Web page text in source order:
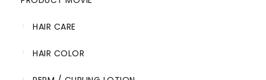
HAIR CARE
HAIR COLOR